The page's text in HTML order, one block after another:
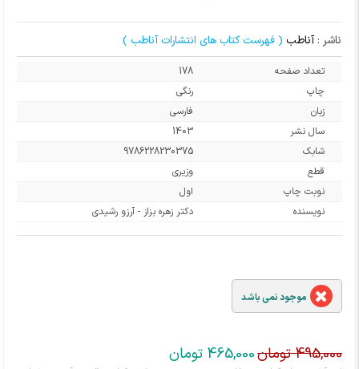
ناشر : آناطب ( فهرست کتاب های انتشارات آناطب )
تعداد صفحه
178
چاپ
رنگی
زبان
فارسی
سال نشر
1403
شابک
9786228230375
قطع
وزیری
نوبت چاپ
اول
نویسنده
دکتر زهره بزاز - آرزو رشیدی
موجود نمی باشد
495,000 تومان 465,000 تومان